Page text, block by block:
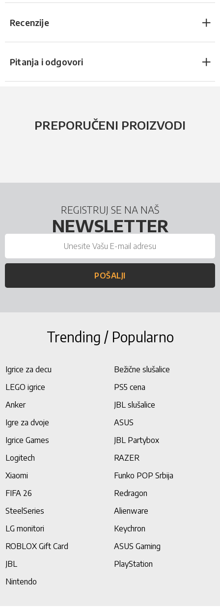
Recenzije
Pitanja i odgovori
PREPORUČENI PROIZVODI
REGISTRUJ SE NA NAŠ
NEWSLETTER
POŠALJI
Trending / Popularno
Igrice za decu
Bežične slušalice
LEGO igrice
PS5 cena
Anker
JBL slušalice
Igre za dvoje
ASUS
Igrice Games
JBL Partybox
Logitech
RAZER
Xiaomi
Funko POP Srbija
FIFA 26
Redragon
SteelSeries
Alienware
LG monitori
Keychron
ROBLOX Gift Card
ASUS Gaming
JBL
PlayStation
Nintendo